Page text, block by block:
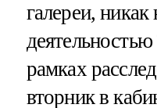
галереи, никак
рамках
вторник в